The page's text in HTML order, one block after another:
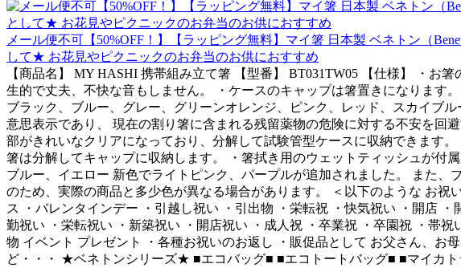
メール便不可【50%OFF！】【ラッピング無料】マイ箸 日本製 ベネトン（
して★ お花見やピクニックのお弁当のお供におすすめ
【商品名】 MY HASHI 携帯組み立て箸 【型番】 BT031TW05 【仕様】 ・お
生的で丈夫、不快な音もしません。 ・ケースのキャップは箸置きになります
ブラック、ブルー、グレー、グリーンオレンジ、ピンク、レッド、スカイブ
意思表示であり、 現在の割り箸に含まれる残留薬物の危険に対する不安を回
部がきれいなクリアになっており、分解して試験管型ケースに収納できます
箸は分解してキャップに収納します。 ・箸拭き用のウェットティッシュが付
ブルー、イエロー 新色でライトピンク、パープルが追加されました。 また
のため、実際の商品と多少色が異なる場合があります。 ＜以下のような お
ス ・バレンタインデー ・引越し祝い ・引出物 ・栄転祝 ・快気祝い ・開店
勤祝い ・栄転祝い ・新築祝い ・開店祝い ・成人祝 ・卒業祝 ・卒園祝 ・帯
物 イベント プレゼント ・各種お祝いのお返し ・販促品として お父さん、
ど・・・ ★ベネトンシリーズ★ ■エコバッグ■ ■エコトートバッグ■ ■マイカ